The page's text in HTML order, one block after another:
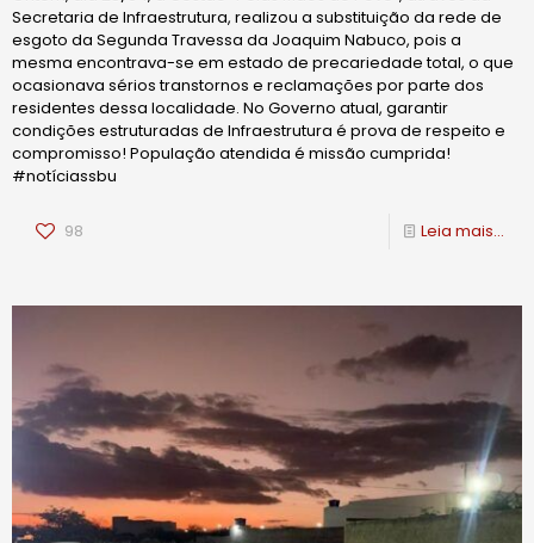
Secretaria de Infraestrutura, realizou a substituição da rede de
esgoto da Segunda Travessa da Joaquim Nabuco, pois a
mesma encontrava-se em estado de precariedade total, o que
ocasionava sérios transtornos e reclamações por parte dos
residentes dessa localidade. No Governo atual, garantir
condições estruturadas de Infraestrutura é prova de respeito e
compromisso! População atendida é missão cumprida!
#notíciassbu
98 Leia mais...